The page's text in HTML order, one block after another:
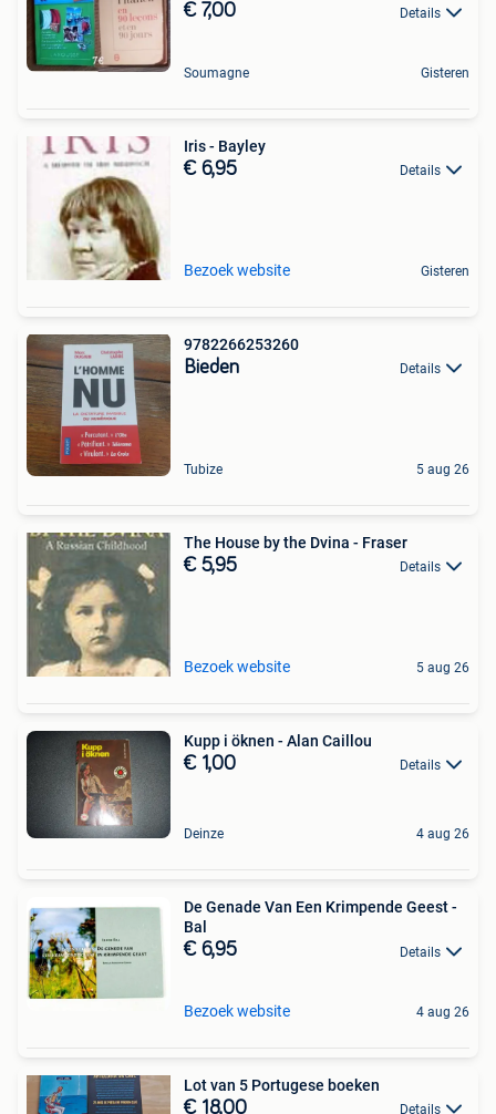
€ 7,00 Details
Soumagne Gisteren
Iris - Bayley
€ 6,95 Details
Bezoek website Gisteren
9782266253260
Bieden Details
Tubize 5 aug 26
The House by the Dvina - Fraser
€ 5,95 Details
Bezoek website 5 aug 26
Kupp i öknen - Alan Caillou
€ 1,00 Details
Deinze 4 aug 26
De Genade Van Een Krimpende Geest -
Bal
€ 6,95 Details
Bezoek website 4 aug 26
Lot van 5 Portugese boeken
€ 18,00 Details